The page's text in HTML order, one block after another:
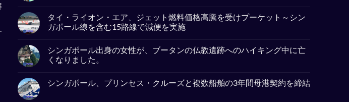
on
シ
ン
ー
ル
人
が
イ
タイ・ライオン・エア、ジェット燃料価格高騰を受けプーケット～シン
ガポール線を含む15路線で減便を実施
on
タ
イ・
オ
ン・
シンガポール出身の女性が、ブータンの仏教遺跡へのハイキング中に亡
くなりました。
on
シ
シンガポール、プリンセス・クルーズと複数船舶の3年間母港契約を締結